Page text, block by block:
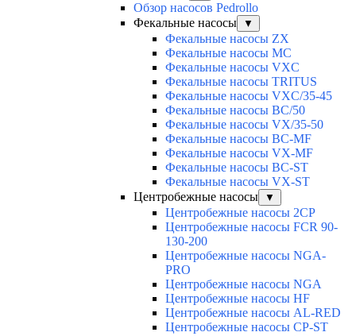
Обзор насосов Pedrollo
Фекальные насосы
▼
Фекальные насосы ZX
Фекальные насосы MC
Фекальные насосы VXC
Фекальные насосы TRITUS
Фекальные насосы VXC/35-45
Фекальные насосы BC/50
Фекальные насосы VX/35-50
Фекальные насосы BC-MF
Фекальные насосы VX-MF
Фекальные насосы BC-ST
Фекальные насосы VX-ST
Центробежные насосы
▼
Центробежные насосы 2CP
Центробежные насосы FCR 90-
130-200
Центробежные насосы NGA-
PRO
Центробежные насосы NGA
Центробежные насосы HF
Центробежные насосы AL-RED
Центробежные насосы CP-ST